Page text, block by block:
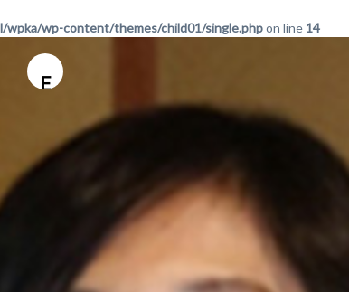
wpka/wp-content/themes/child01/single.phpon line 14
E